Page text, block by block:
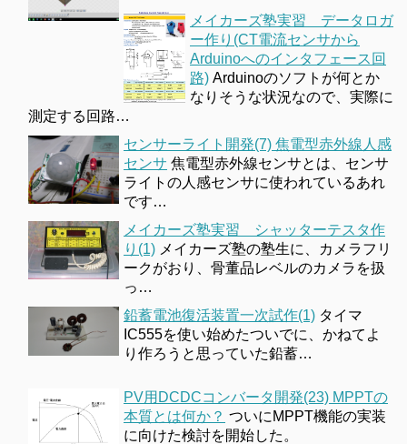
メイカーズ塾実習 データロガ
ー作り(CT電流センサから
Arduinoへのインタフェース回
路) Arduinoのソフトが何とか
なりそうな状況なので、実際に
測定する回路…
センサーライト開発(7) 焦電型赤外線人感
センサ 焦電型赤外線センサとは、センサ
ライトの人感センサに使われているあれ
です…
メイカーズ塾実習 シャッターテスタ作
り(1) メイカーズ塾の塾生に、カメラフリ
ークがおり、骨董品レベルのカメラを扱
っ…
鉛蓄電池復活装置一次試作(1) タイマ
IC555を使い始めたついでに、かねてよ
り作ろうと思っていた鉛蓄…
PV用DCDCコンバータ開発(23) MPPTの
本質とは何か？ ついにMPPT機能の実装
に向けた検討を開始した。